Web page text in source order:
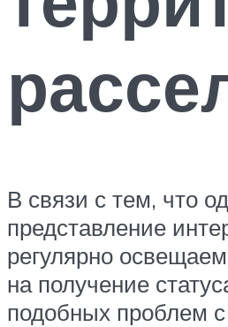
В связи с тем, что
представление
регулярно
на получение
подобных проблем